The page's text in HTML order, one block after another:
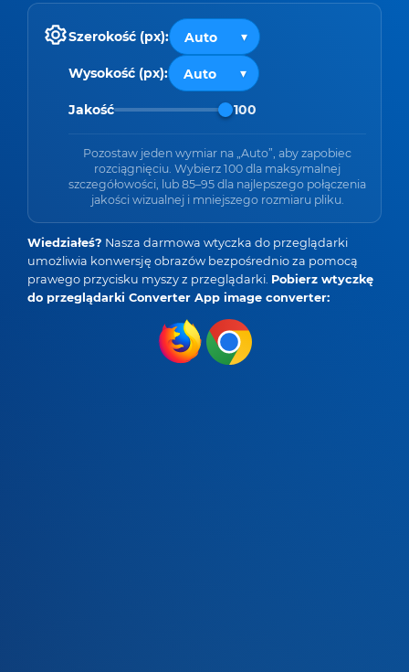
Szerokość (px):
Wysokość (px):
Jakość 100
Pozostaw jeden wymiar na „Auto”, aby zapobiec
rozciągnięciu. Wybierz 100 dla maksymalnej
szczegółowości, lub 85–95 dla najlepszego połączenia
jakości wizualnej i mniejszego rozmiaru pliku.
Wiedziałeś? Nasza darmowa wtyczka do przeglądarki
umożliwia konwersję obrazów bezpośrednio za pomocą
prawego przycisku myszy z przeglądarki. Pobierz wtyczkę
do przeglądarki Converter App image converter: